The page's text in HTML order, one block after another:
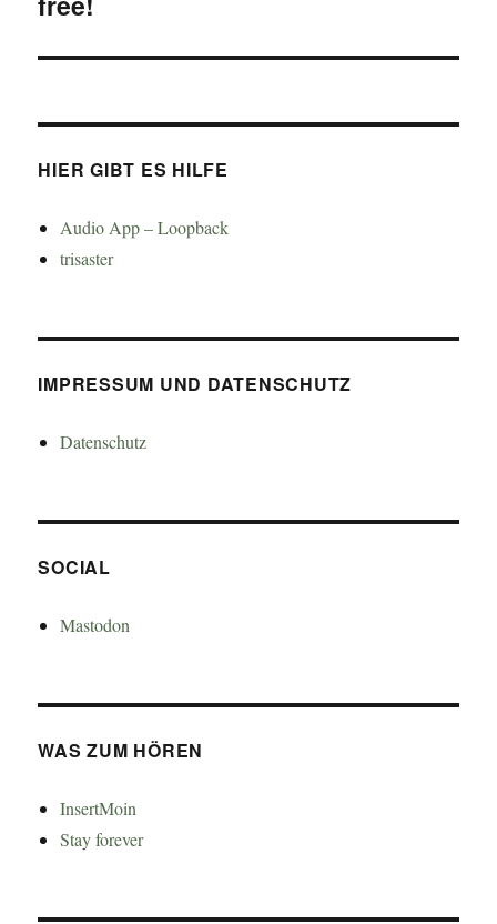
HIER GIBT ES HILFE
Audio App – Loopback
trisaster
IMPRESSUM UND DATENSCHUTZ
Datenschutz
SOCIAL
Mastodon
WAS ZUM HÖREN
InsertMoin
Stay forever